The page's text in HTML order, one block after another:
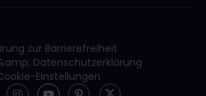
zur Barrierefreiheit
Datenschutzerklärung
Einstellungen